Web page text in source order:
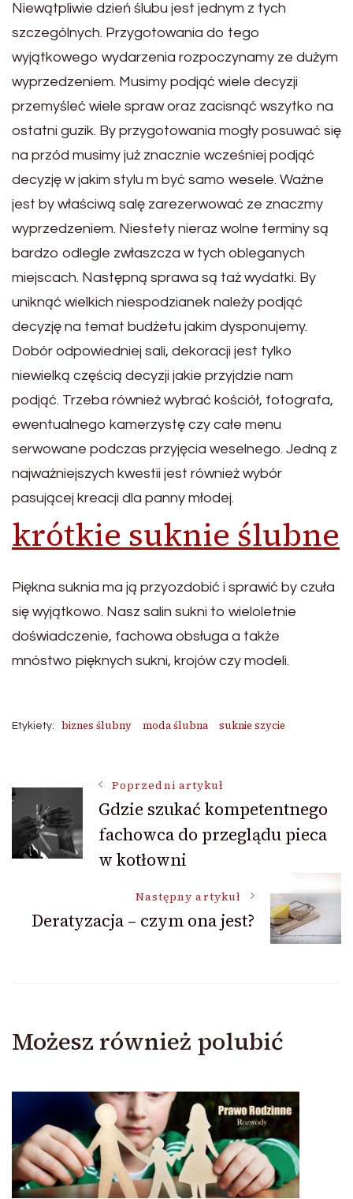
Niewątpliwie dzień ślubu jest jednym z tych
szczególnych. Przygotowania do tego
wyjątkowego wydarzenia rozpoczynamy ze dużym
wyprzedzeniem. Musimy podjąć wiele decyzji
przemyśleć wiele spraw oraz zacisnąć wszytko na
ostatni guzik. By przygotowania mogły posuwać się
na przód musimy już znacznie wcześniej podjąć
decyzję w jakim stylu m być samo wesele. Ważne
jest by właściwą salę zarezerwować ze znaczmy
wyprzedzeniem. Niestety nieraz wolne terminy są
bardzo odlegle zwłaszcza w tych obleganych
miejscach. Następną sprawa są taż wydatki. By
uniknąć wielkich niespodzianek należy podjąć
decyzję na temat budżetu jakim dysponujemy.
Dobór odpowiedniej sali, dekoracji jest tylko
niewielką częścią decyzji jakie przyjdzie nam
podjąć. Trzeba również wybrać kościół, fotografa,
ewentualnego kamerzystę czy całe menu
serwowane podczas przyjęcia weselnego. Jedną z
najważniejszych kwestii jest również wybór
pasującej kreacji dla panny młodej.
krótkie suknie ślubne
Piękna suknia ma ją przyozdobić i sprawić by czuła
się wyjątkowo. Nasz salin sukni to wieloletnie
doświadczenie, fachowa obsługa a także
mnóstwo pięknych sukni, krojów czy modeli.
Etykiety: biznes ślubny moda ślubna suknie szycie
Nawigacja
wpisu
Poprzedni artykuł
Gdzie szukać kompetentnego
fachowca do przeglądu pieca
w kotłowni
Następny artykuł
Deratyzacja – czym ona jest?
Możesz również polubić